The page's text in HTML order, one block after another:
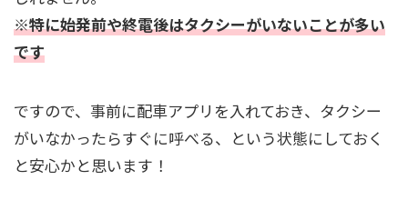
※特に始発前や終電後はタクシーがいないことが多い
です
ですので、事前に配車アプリを入れておき、タクシー
がいなかったらすぐに呼べる、という状態にしておく
と安心かと思います！